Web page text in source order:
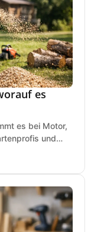
es
es bei Motor,
und